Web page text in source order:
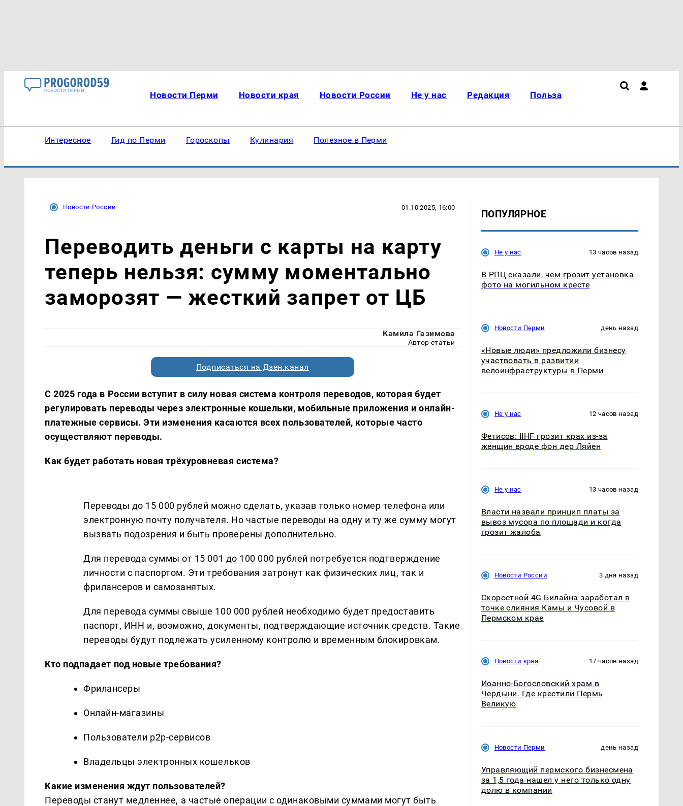
Новости Перми Новости края Новости России Не у нас Редакция Польза
Интересное Гид по Перми Гороскопы Кулинария Полезное в Перми
Новости России 01.10.2025, 16:00
Переводить деньги с карты на карту
теперь нельзя: сумму моментально
заморозят — жесткий запрет от ЦБ
Камила Газимова
Автор статьи
Подписаться на Дзен.канал
С 2025 года в России вступит в силу новая система контроля переводов, которая будет
регулировать переводы через электронные кошельки, мобильные приложения и онлайн-
платежные сервисы. Эти изменения касаются всех пользователей, которые часто
осуществляют переводы.
Как будет работать новая трёхуровневая система?
Переводы до 15 000 рублей можно сделать, указав только номер телефона или
электронную почту получателя. Но частые переводы на одну и ту же сумму могут
вызвать подозрения и быть проверены дополнительно.
Для перевода суммы от 15 001 до 100 000 рублей потребуется подтверждение
личности с паспортом. Эти требования затронут как физических лиц, так и
фрилансеров и самозанятых.
Для перевода суммы свыше 100 000 рублей необходимо будет предоставить
паспорт, ИНН и, возможно, документы, подтверждающие источник средств. Такие
переводы будут подлежать усиленному контролю и временным блокировкам.
Кто подпадает под новые требования?
Фрилансеры
Онлайн-магазины
Пользователи p2p-сервисов
Владельцы электронных кошельков
Какие изменения ждут пользователей?
Переводы станут медленнее, а частые операции с одинаковыми суммами могут быть
ПОПУЛЯРНОЕ
Не у нас 13 часов назад
В РПЦ сказали, чем грозит установка
фото на могильном кресте
Новости Перми день назад
«Новые люди» предложили бизнесу
участвовать в развитии
велоинфраструктуры в Перми
Не у нас 12 часов назад
Фетисов: IIHF грозит крах из-за
женщин вроде фон дер Ляйен
Не у нас 13 часов назад
Власти назвали принцип платы за
вывоз мусора по площади и когда
грозит жалоба
Новости России 3 дня назад
Скоростной 4G Билайна заработал в
точке слияния Камы и Чусовой в
Пермском крае
Новости края 17 часов назад
Иоанно-Богословский храм в
Чердыни. Где крестили Пермь
Великую
Новости Перми день назад
Управляющий пермского бизнесмена
за 1,5 года нашел у него только одну
долю в компании